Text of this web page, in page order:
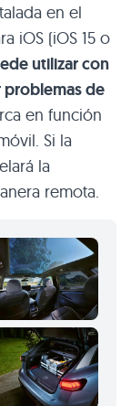
en el
iOS (iOS 15 o
utilizar con
de
en función
Si la
la
remota.